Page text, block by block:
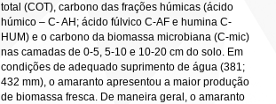
total (COT), carbono das frações húmicas (ácido
húmico – C- AH; ácido fúlvico C-AF e humina C-
HUM) e o carbono da biomassa microbiana (C-mic)
nas camadas de 0-5, 5-10 e 10-20 cm do solo. Em
condições de adequado suprimento de água (381;
432 mm), o amaranto apresentou a maior produção
de biomassa fresca. De maneira geral, o amaranto